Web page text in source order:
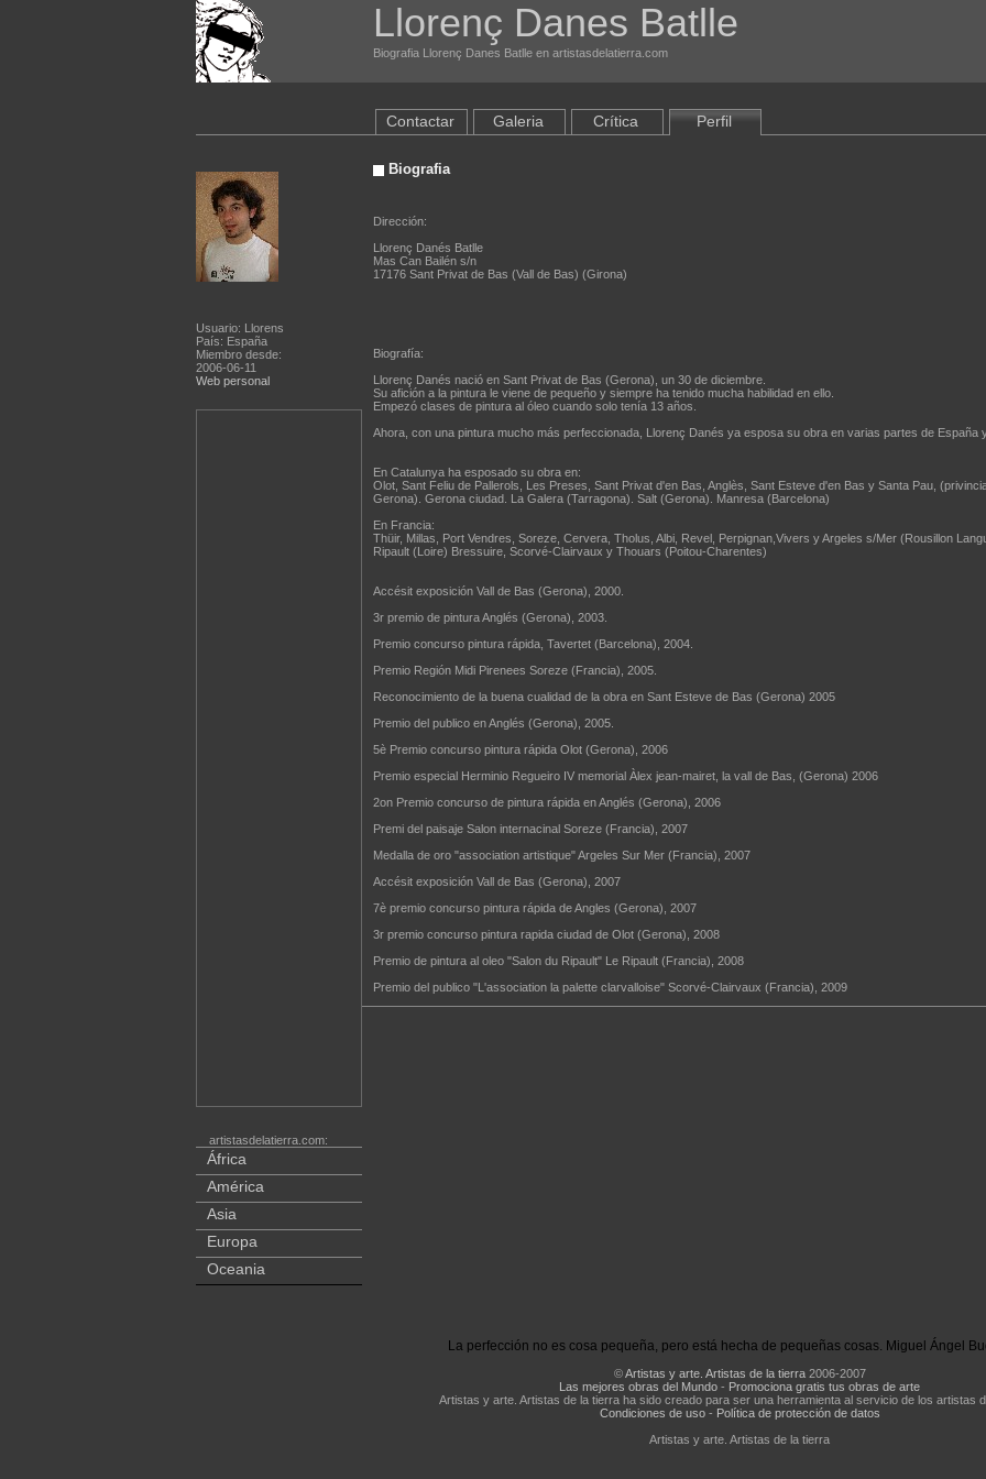
Llorenç Danes Batlle
Biografia Llorenç Danes Batlle en artistasdelatierra.com
Usuario: Llorens
País: España
Miembro desde:
2006-06-11
Web personal
artistasdelatierra.com:
África
América
Asia
Europa
Oceania
Contactar Galeria Crítica Perfil
Biografia
Dirección:
Llorenç Danés Batlle
Mas Can Bailén s/n
17176 Sant Privat de Bas (Vall de Bas) (Girona)
Biografía:
Llorenç Danés nació en Sant Privat de Bas (Gerona), un 30 de diciembre.
Su afición a la pintura le viene de pequeño y siempre ha tenido mucha habilidad en ello.
Empezó clases de pintura al óleo cuando solo tenía 13 años.
Ahora, con una pintura mucho más perfeccionada, Llorenç Danés ya esposa su obra en varias partes de España
En Catalunya ha esposado su obra en:
Olot, Sant Feliu de Pallerols, Les Preses, Sant Privat d'en Bas, Anglès, Sant Esteve d'en Bas y Santa Pau,
Gerona). Gerona ciudad. La Galera (Tarragona). Salt (Gerona). Manresa (Barcelona)
En Francia:
Thüir, Millas, Port Vendres, Soreze, Cervera, Tholus, Albi, Revel, Perpignan,Vivers y Argeles s/Mer (Rousillon
Ripault (Loire) Bressuire, Scorvé-Clairvaux y Thouars (Poitou-Charentes)
Accésit exposición Vall de Bas (Gerona), 2000.
3r premio de pintura Anglés (Gerona), 2003.
Premio concurso pintura rápida, Tavertet (Barcelona), 2004.
Premio Región Midi Pirenees Soreze (Francia), 2005.
Reconocimiento de la buena cualidad de la obra en Sant Esteve de Bas (Gerona) 2005
Premio del publico en Anglés (Gerona), 2005.
5è Premio concurso pintura rápida Olot (Gerona), 2006
Premio especial Herminio Regueiro IV memorial Àlex jean-mairet, la vall de Bas, (Gerona) 2006
2on Premio concurso de pintura rápida en Anglés (Gerona), 2006
Premi del paisaje Salon internacinal Soreze (Francia), 2007
Medalla de oro "association artistique" Argeles Sur Mer (Francia), 2007
Accésit exposición Vall de Bas (Gerona), 2007
7è premio concurso pintura rápida de Angles (Gerona), 2007
3r premio concurso pintura rapida ciudad de Olot (Gerona), 2008
Premio de pintura al oleo "Salon du Ripault" Le Ripault (Francia), 2008
Premio del publico "L'association la palette clarvalloise" Scorvé-Clairvaux (Francia), 2009
La perfección no es cosa pequeña, pero está hecha de pequeñas cosas. Miguel Ángel
©Artistas y arte. Artistas de la tierra2006-2007
Las mejores obras del Mundo - Promociona gratis tus obras de arte
Artistas y arte. Artistas de la tierra ha sido creado para ser una herramienta al servicio de los artistas
Condiciones de uso- Política de protección de datos
Artistas y arte. Artistas de la tierra